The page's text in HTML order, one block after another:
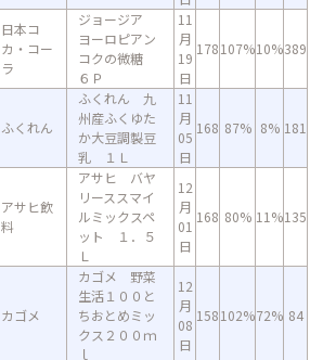
日本コ
カ・コー
ラ
ジョージア
ヨーロピアン
コクの微糖
６Ｐ
11
月
19
日
178107%10%389
ふくれん
ふくれん 九
州産ふくゆた
か大豆調製豆
乳 １Ｌ
11
月
05
日
168 87% 8% 181
アサヒ飲
料
アサヒ バヤ
リーススマイ
ルミックスペ
ット １．５
Ｌ
12
月
01
日
168 80% 11%135
カゴメ
カゴメ 野菜
生活１００と
ちおとめミッ
クス２００ｍ
ｌ
12
月
08
日
158102%72% 84